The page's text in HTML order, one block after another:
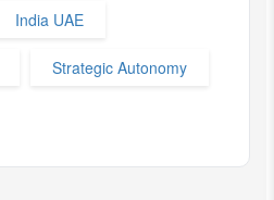
India UAE
Strategic Autonomy